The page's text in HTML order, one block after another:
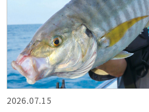
2026.07.15